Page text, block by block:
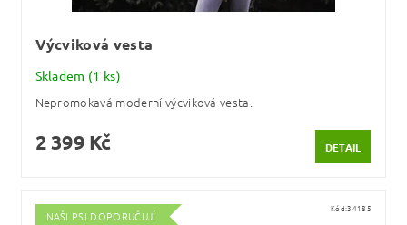
Výcviková vesta
Skladem (1 ks)
Nepromokavá moderní výcviková vesta.
2 399 Kč DETAIL
NAŠI PSI DOPORUČUJÍ
Kód:34185